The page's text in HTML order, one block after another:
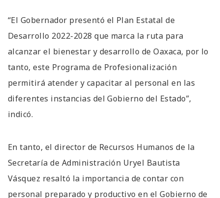
“El Gobernador presentó el Plan Estatal de
Desarrollo 2022-2028 que marca la ruta para
alcanzar el bienestar y desarrollo de Oaxaca, por lo
tanto, este Programa de Profesionalización
permitirá atender y capacitar al personal en las
diferentes instancias del Gobierno del Estado”,
indicó.
En tanto, el director de Recursos Humanos de la
Secretaría de Administración Uryel Bautista
Vásquez resaltó la importancia de contar con
personal preparado y productivo en el Gobierno de